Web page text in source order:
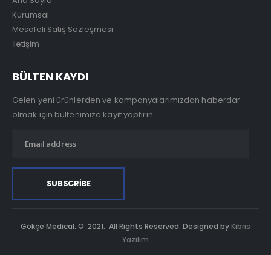
Kurumsal
Mesafeli Satış Sözleşmesi
İletişim
BÜLTEN KAYDI
Gelen yeni ürünlerden ve kampanyalarımızdan haberdar
olmak için bültenimize kayıt yaptırın.
Gökçe Medical. © 2021. All Rights Reserved. Designed by Kıbrıs
Yazılım